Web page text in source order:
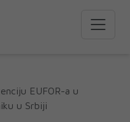
EUFOR-a u
u Srbiji